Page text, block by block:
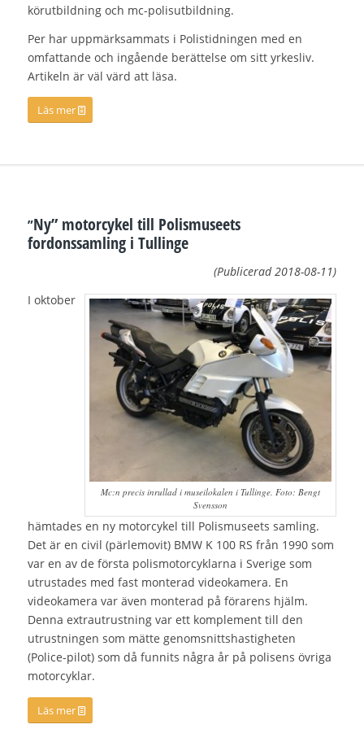
körutbildning och mc-polisutbildning.
Per har uppmärksammats i Polistidningen med en
omfattande och ingående berättelse om sitt yrkesliv.
Artikeln är väl värd att läsa.
Läs mer
”Ny” motorcykel till Polismuseets
fordonssamling i Tullinge
(Publicerad 2018-08-11)
Mc:n precis inrullad i museilokalen i Tullinge. Foto: Bengt
Svensson
I oktober
hämtades en ny motorcykel till Polismuseets samling.
Det är en civil (pärlemovit) BMW K 100 RS från 1990 som
var en av de första polismotorcyklarna i Sverige som
utrustades med fast monterad videokamera. En
videokamera var även monterad på förarens hjälm.
Denna extrautrustning var ett komplement till den
utrustningen som mätte genomsnittshastigheten
(Police-pilot) som då funnits några år på polisens övriga
motorcyklar.
Läs mer